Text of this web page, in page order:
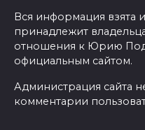
Вся информация взята
принадлежит
отношения к Юрию
официальным сайтом.
Администрация сайта
комментарии